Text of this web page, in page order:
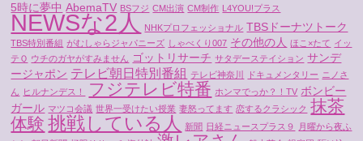
5時に夢中 AbemaTV BSフジ CM出演 CM制作 L4YOU!プラス
NEWSな2人 NHKプロフェッショナル TBSドーナツトーク
TBS特別番組 がむしゃらジャパニーズ しゃべくり007 その他の人 ほこ×たて イッ
テＱ ウチのガヤがすみません ゴットリサーチ サタデーステイション サンデ
ージャポン テレビ朝日特別番組 テレビ神奈川 ドキュメンタリー ニノさ
ん ヒルナンデス！ フジテレビ特番 ホンマでっか？！TV ボンビー
ガール マツコ会議 世界一受けたい授業 妻怒ってます 恋するクラシック 抹茶
体験 挑戦している人 新聞 日経ニュースプラス９
月曜から夜ふ